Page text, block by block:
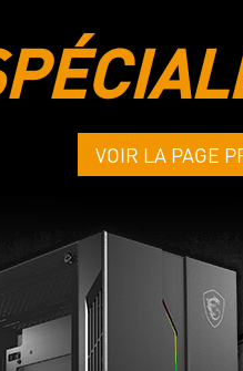
VOIR LA PAGE